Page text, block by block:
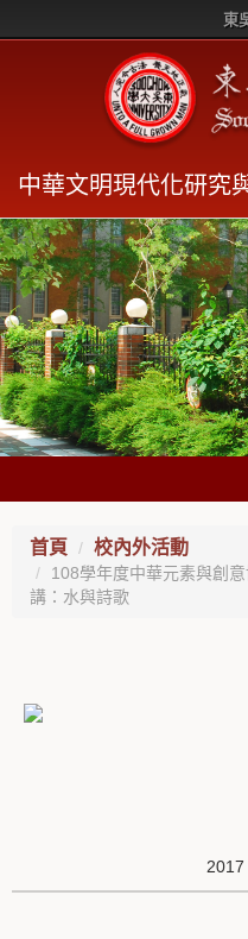
東
中華文明現代化研究
首頁 校內外活動
108學年度中華元素與創
講：水與詩歌